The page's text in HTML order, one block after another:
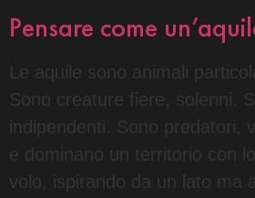
Pensare come
Le aquile sono animali
Sono creature fiere, solenni.
indipendenti. Sono predatori,
e dominano un territorio con
volo, ispirando da un lato ma